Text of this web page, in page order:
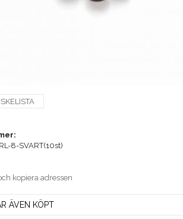
8-SVART(10st)
kopiera adressen
ÄVEN KÖPT